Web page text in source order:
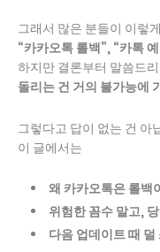
그래서 많은 분들이 이렇
“카카오톡 롤백”, “카톡
하지만 결론부터 말씀드
돌리는 건 거의 불가능에
그렇다고 답이 없는 건 아
이 글에서는
왜 카카오톡은 롤백
위험한 꼼수 말고,
다음 업데이트 때